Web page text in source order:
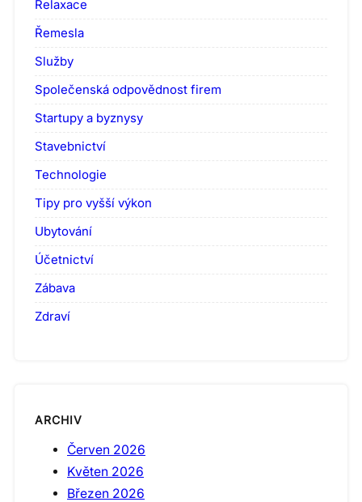
Relaxace
Řemesla
Služby
Společenská odpovědnost firem
Startupy a byznysy
Stavebnictví
Technologie
Tipy pro vyšší výkon
Ubytování
Účetnictví
Zábava
Zdraví
ARCHIV
Červen 2026
Květen 2026
Březen 2026